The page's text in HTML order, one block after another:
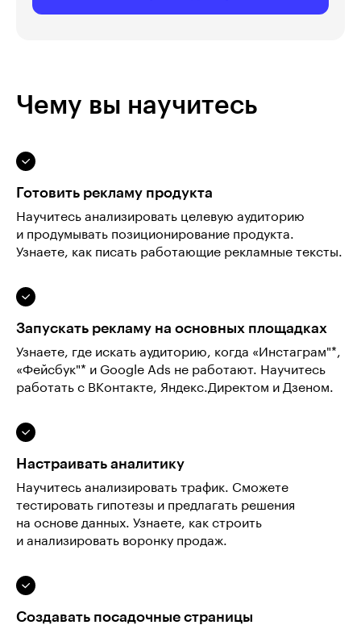
Чему вы научитесь
Готовить рекламу продукта
Научитесь анализировать целевую аудиторию
и продумывать позиционирование продукта.
Узнаете, как писать работающие рекламные тексты.
Запускать рекламу на основных площадках
Узнаете, где искать аудиторию, когда «Инстаграм"*,
«Фейсбук"* и Google Ads не работают. Научитесь
работать с ВКонтакте, Яндекс.Директом и Дзеном.
Настраивать аналитику
Научитесь анализировать трафик. Сможете
тестировать гипотезы и предлагать решения
на основе данных. Узнаете, как строить
и анализировать воронку продаж.
Создавать посадочные страницы